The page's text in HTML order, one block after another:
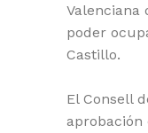
Valenciana
poder
Castillo.
El Consell
aprobación